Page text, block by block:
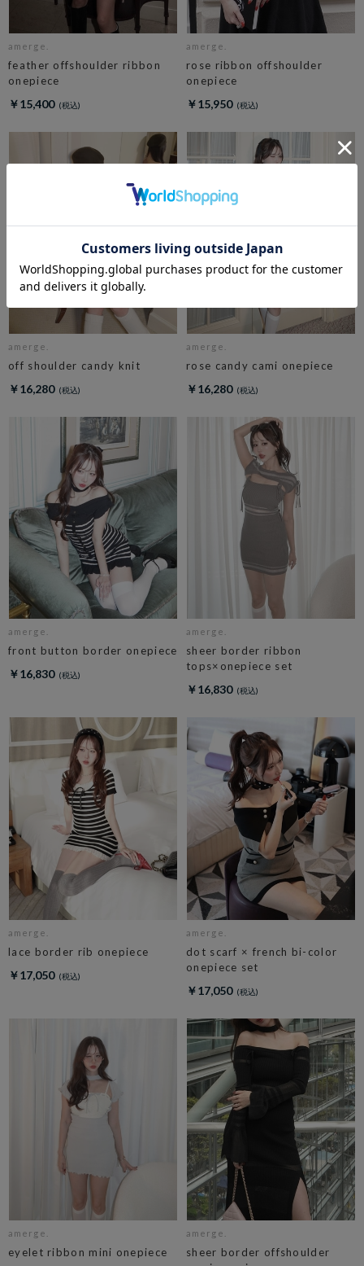
amerge.
feather offshoulder ribbon
onepiece
￥15,400
amerge.
rose ribbon offshoulder
onepiece
￥15,950
amerge.
off shoulder candy knit
￥16,280
amerge.
rose candy cami onepiece
￥16,280
amerge.
front button border onepiece
￥16,830
amerge.
sheer border ribbon
tops×onepiece set
￥16,830
amerge.
lace border rib onepiece
￥17,050
amerge.
dot scarf × french bi-color
onepiece set
￥17,050
amerge.
eyelet ribbon mini onepiece
amerge.
sheer border offshoulder